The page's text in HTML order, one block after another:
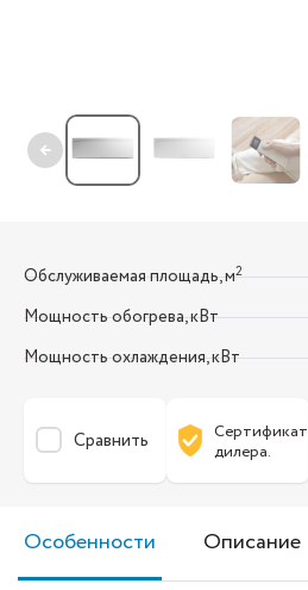
←
Обслуживаемая площадь, м2
Мощность обогрева, кВт
Мощность охлаждения, кВт
Сравнить
Сертификат
дилера.
Особенности Описание